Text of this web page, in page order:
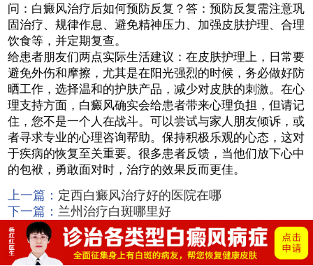
问：白癜风治疗后如何预防反复？答：预防反复需注意巩
固治疗、规律作息、避免精神压力、加强皮肤护理、合理
饮食等，并定期复查。
给患者朋友们两点实际生活建议：在皮肤护理上，日常要
避免外伤和摩擦，尤其是在阳光强烈的时候，务必做好防
晒工作，选择温和的护肤产品，减少对皮肤的刺激。在心
理支持方面，白癜风确实会给患者带来心理负担，但请记
住，您不是一个人在战斗。可以尝试与家人朋友倾诉，或
者寻求专业的心理咨询帮助。保持积极乐观的心态，这对
于疾病的恢复至关重要。很多患者反馈，当他们放下心中
的包袱，勇敢面对时，治疗的效果反而更佳。
上一篇： 定西白癜风治疗好的医院在哪
下一篇： 兰州治疗白斑哪里好